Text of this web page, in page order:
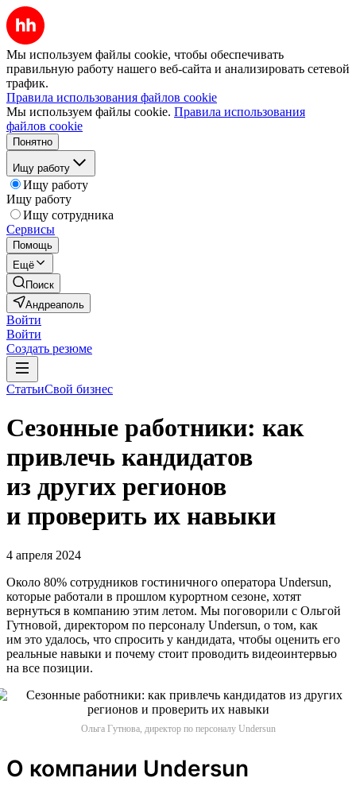
Мы используем файлы cookie, чтобы обеспечивать
правильную работу нашего веб-сайта и анализировать сетевой
трафик.
Правила использования файлов cookie
Мы используем файлы cookie. Правила использования
файлов cookie
Понятно
Ищу работу
Ищу работу
Ищу работу
Ищу сотрудника
Сервисы
Помощь
Ещё
Поиск
Андреаполь
Войти
Войти
Создать резюме
СтатьиСвой бизнес
Сезонные работники: как
привлечь кандидатов
из других регионов
и проверить их навыки
4 апреля 2024
Около 80% сотрудников гостиничного оператора Undersun,
которые работали в прошлом курортном сезоне, хотят
вернуться в компанию этим летом. Мы поговорили с Ольгой
Гутновой, директором по персоналу Undersun, о том, как
им это удалось, что спросить у кандидата, чтобы оценить его
реальные навыки и почему стоит проводить видеоинтервью
на все позиции.
Ольга Гутнова, директор по персоналу Undersun
О компании Undersun